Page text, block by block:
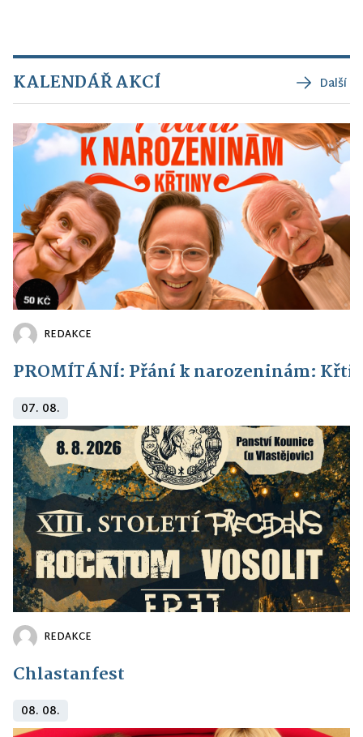
KALENDÁŘ AKCÍ Další
REDAKCE
PROMÍTÁNÍ: Přání k narozeninám:
07. 08.
REDAKCE
Chlastanfest
08. 08.